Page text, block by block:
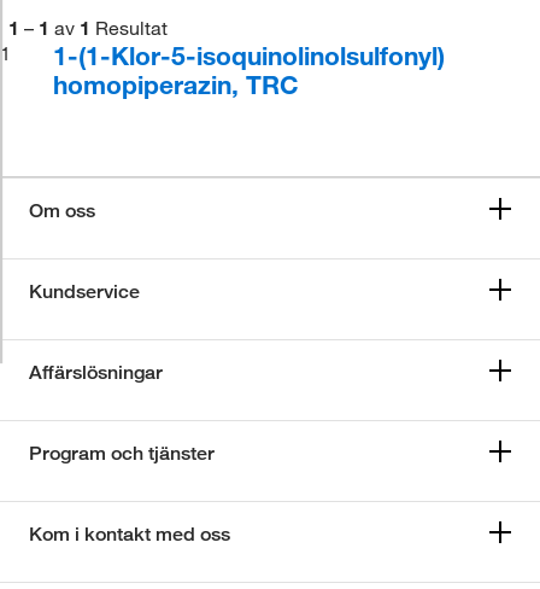
1 – 1 av 1 Resultat
1
1-(1-Klor-5-isoquinolinolsulfonyl)
homopiperazin, TRC
Om oss
Kundservice
Affärslösningar
Program och tjänster
Kom i kontakt med oss